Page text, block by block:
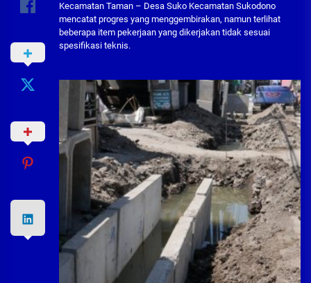
Kecamatan Taman – Desa Suko Kecamatan Sukodono
mencatat progres yang menggembirakan, namun terlihat
beberapa item pekerjaan yang dikerjakan tidak sesuai
spesifikasi teknis.